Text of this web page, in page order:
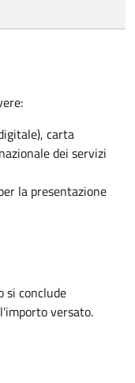
carta
dei servizi
la presentazione
si conclude
versato.